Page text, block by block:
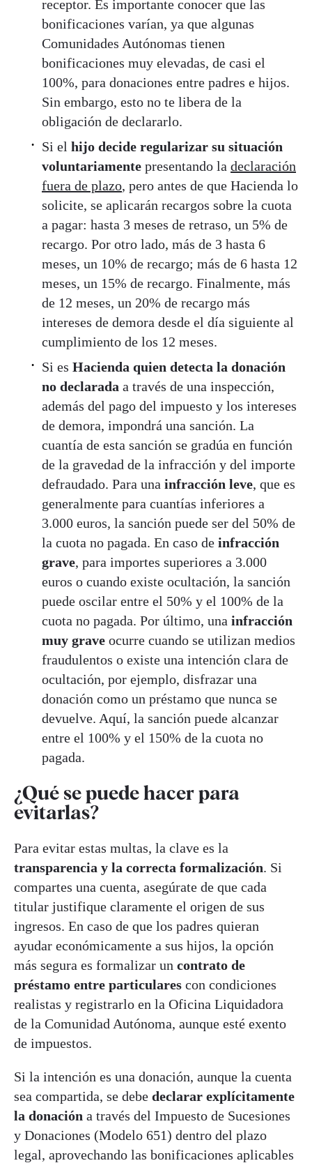
receptor. Es importante conocer que las
bonificaciones varían, ya que algunas
Comunidades Autónomas tienen
bonificaciones muy elevadas, de casi el
100%, para donaciones entre padres e hijos.
Sin embargo, esto no te libera de la
obligación de declararlo.
Si el hijo decide regularizar su situación
voluntariamente presentando la declaración
fuera de plazo, pero antes de que Hacienda lo
solicite, se aplicarán recargos sobre la cuota
a pagar: hasta 3 meses de retraso, un 5% de
recargo. Por otro lado, más de 3 hasta 6
meses, un 10% de recargo; más de 6 hasta 12
meses, un 15% de recargo. Finalmente, más
de 12 meses, un 20% de recargo más
intereses de demora desde el día siguiente al
cumplimiento de los 12 meses.
Si es Hacienda quien detecta la donación
no declarada a través de una inspección,
además del pago del impuesto y los intereses
de demora, impondrá una sanción. La
cuantía de esta sanción se gradúa en función
de la gravedad de la infracción y del importe
defraudado. Para una infracción leve, que es
generalmente para cuantías inferiores a
3.000 euros, la sanción puede ser del 50% de
la cuota no pagada. En caso de infracción
grave, para importes superiores a 3.000
euros o cuando existe ocultación, la sanción
puede oscilar entre el 50% y el 100% de la
cuota no pagada. Por último, una infracción
muy grave ocurre cuando se utilizan medios
fraudulentos o existe una intención clara de
ocultación, por ejemplo, disfrazar una
donación como un préstamo que nunca se
devuelve. Aquí, la sanción puede alcanzar
entre el 100% y el 150% de la cuota no
pagada.
¿Qué se puede hacer para
evitarlas?
Para evitar estas multas, la clave es la
transparencia y la correcta formalización. Si
compartes una cuenta, asegúrate de que cada
titular justifique claramente el origen de sus
ingresos. En caso de que los padres quieran
ayudar económicamente a sus hijos, la opción
más segura es formalizar un contrato de
préstamo entre particulares con condiciones
realistas y registrarlo en la Oficina Liquidadora
de la Comunidad Autónoma, aunque esté exento
de impuestos.
Si la intención es una donación, aunque la cuenta
sea compartida, se debe declarar explícitamente
la donación a través del Impuesto de Sucesiones
y Donaciones (Modelo 651) dentro del plazo
legal, aprovechando las bonificaciones aplicables